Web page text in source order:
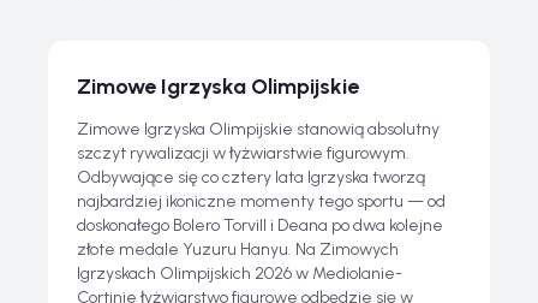
Zimowe Igrzyska Olimpijskie
Zimowe Igrzyska Olimpijskie stanowią absolutny
szczyt rywalizacji w łyżwiarstwie figurowym.
Odbywające się co cztery lata Igrzyska tworzą
najbardziej ikoniczne momenty tego sportu — od
doskonałego Bolero Torvill i Deana po dwa kolejne
złote medale Yuzuru Hanyu. Na Zimowych
Igrzyskach Olimpijskich 2026 w Mediolanie-
Cortinie łyżwiarstwo figurowe odbędzie się w